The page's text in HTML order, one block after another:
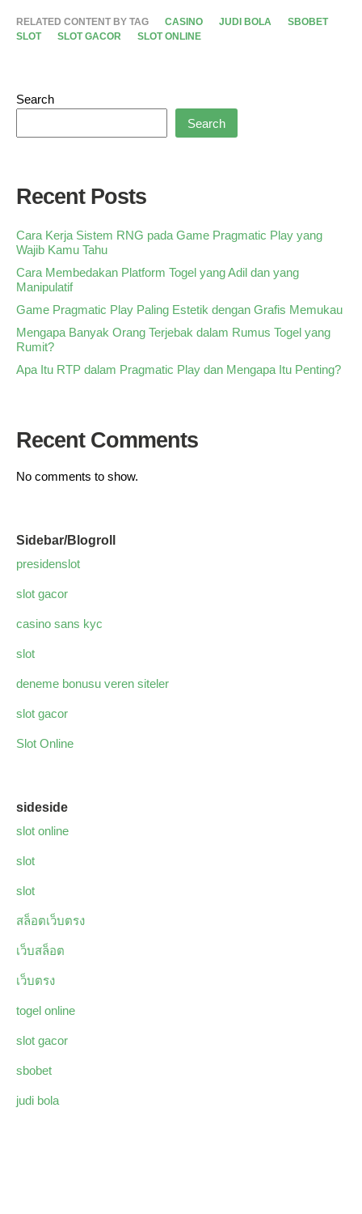
RELATED CONTENT BY TAG CASINO JUDI BOLA
SBOBET
SLOT
SLOT GACOR SLOT ONLINE
Search
Search
Recent Posts
Cara Kerja Sistem RNG pada Game Pragmatic Play yang
Wajib Kamu Tahu
Cara Membedakan Platform Togel yang Adil dan yang
Manipulatif
Game Pragmatic Play Paling Estetik dengan Grafis Memukau
Mengapa Banyak Orang Terjebak dalam Rumus Togel yang
Rumit?
Apa Itu RTP dalam Pragmatic Play dan Mengapa Itu Penting?
Recent Comments
No comments to show.
Sidebar/Blogroll
presidenslot
slot gacor
casino sans kyc
slot
deneme bonusu veren siteler
slot gacor
Slot Online
sideside
slot online
slot
slot
สล็อตเว็บตรง
เว็บสล็อต
เว็บตรง
togel online
slot gacor
sbobet
judi bola